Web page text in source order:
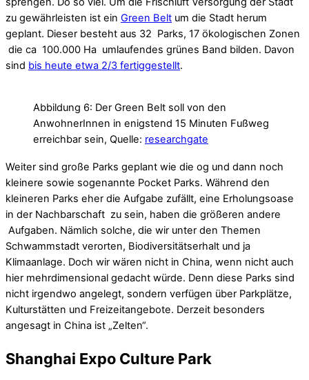
zu gewährleisten ist ein Green Belt um die Stadt herum
geplant. Dieser besteht aus 32 Parks, 17 ökologischen Zonen
die ca 100.000 Ha umlaufendes grünes Band bilden. Davon
sind bis heute etwa 2/3 fertiggestellt.
Abbildung 6: Der Green Belt soll von den
AnwohnerInnen in enigstend 15 Minuten Fußweg
erreichbar sein, Quelle: researchgate
Weiter sind große Parks geplant wie die og und dann noch
kleinere sowie sogenannte Pocket Parks. Während den
kleineren Parks eher die Aufgabe zufällt, eine Erholungsoase
in der Nachbarschaft zu sein, haben die größeren andere
Aufgaben. Nämlich solche, die wir unter den Themen
Schwammstadt verorten, Biodiversitätserhalt und ja
Klimaanlage. Doch wir wären nicht in China, wenn nicht auch
hier mehrdimensional gedacht würde. Denn diese Parks sind
nicht irgendwo angelegt, sondern verfügen über Parkplätze,
Kulturstätten und Freizeitangebote. Derzeit besonders
angesagt in China ist „Zelten“.
Shanghai Expo Culture Park